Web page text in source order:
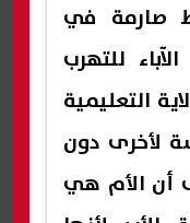
صارمة في
للتهرب
التعليمية
لأخرى دون
أن الأم هي